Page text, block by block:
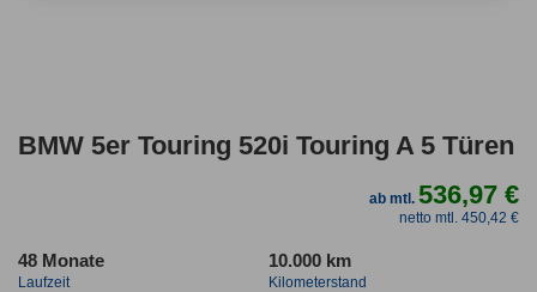
BMW 5er Touring 520i Touring A 5 Türen
ab mtl.536,97 €
netto mtl. 450,42 €
48 Monate
Laufzeit
10.000 km
Kilometerstand